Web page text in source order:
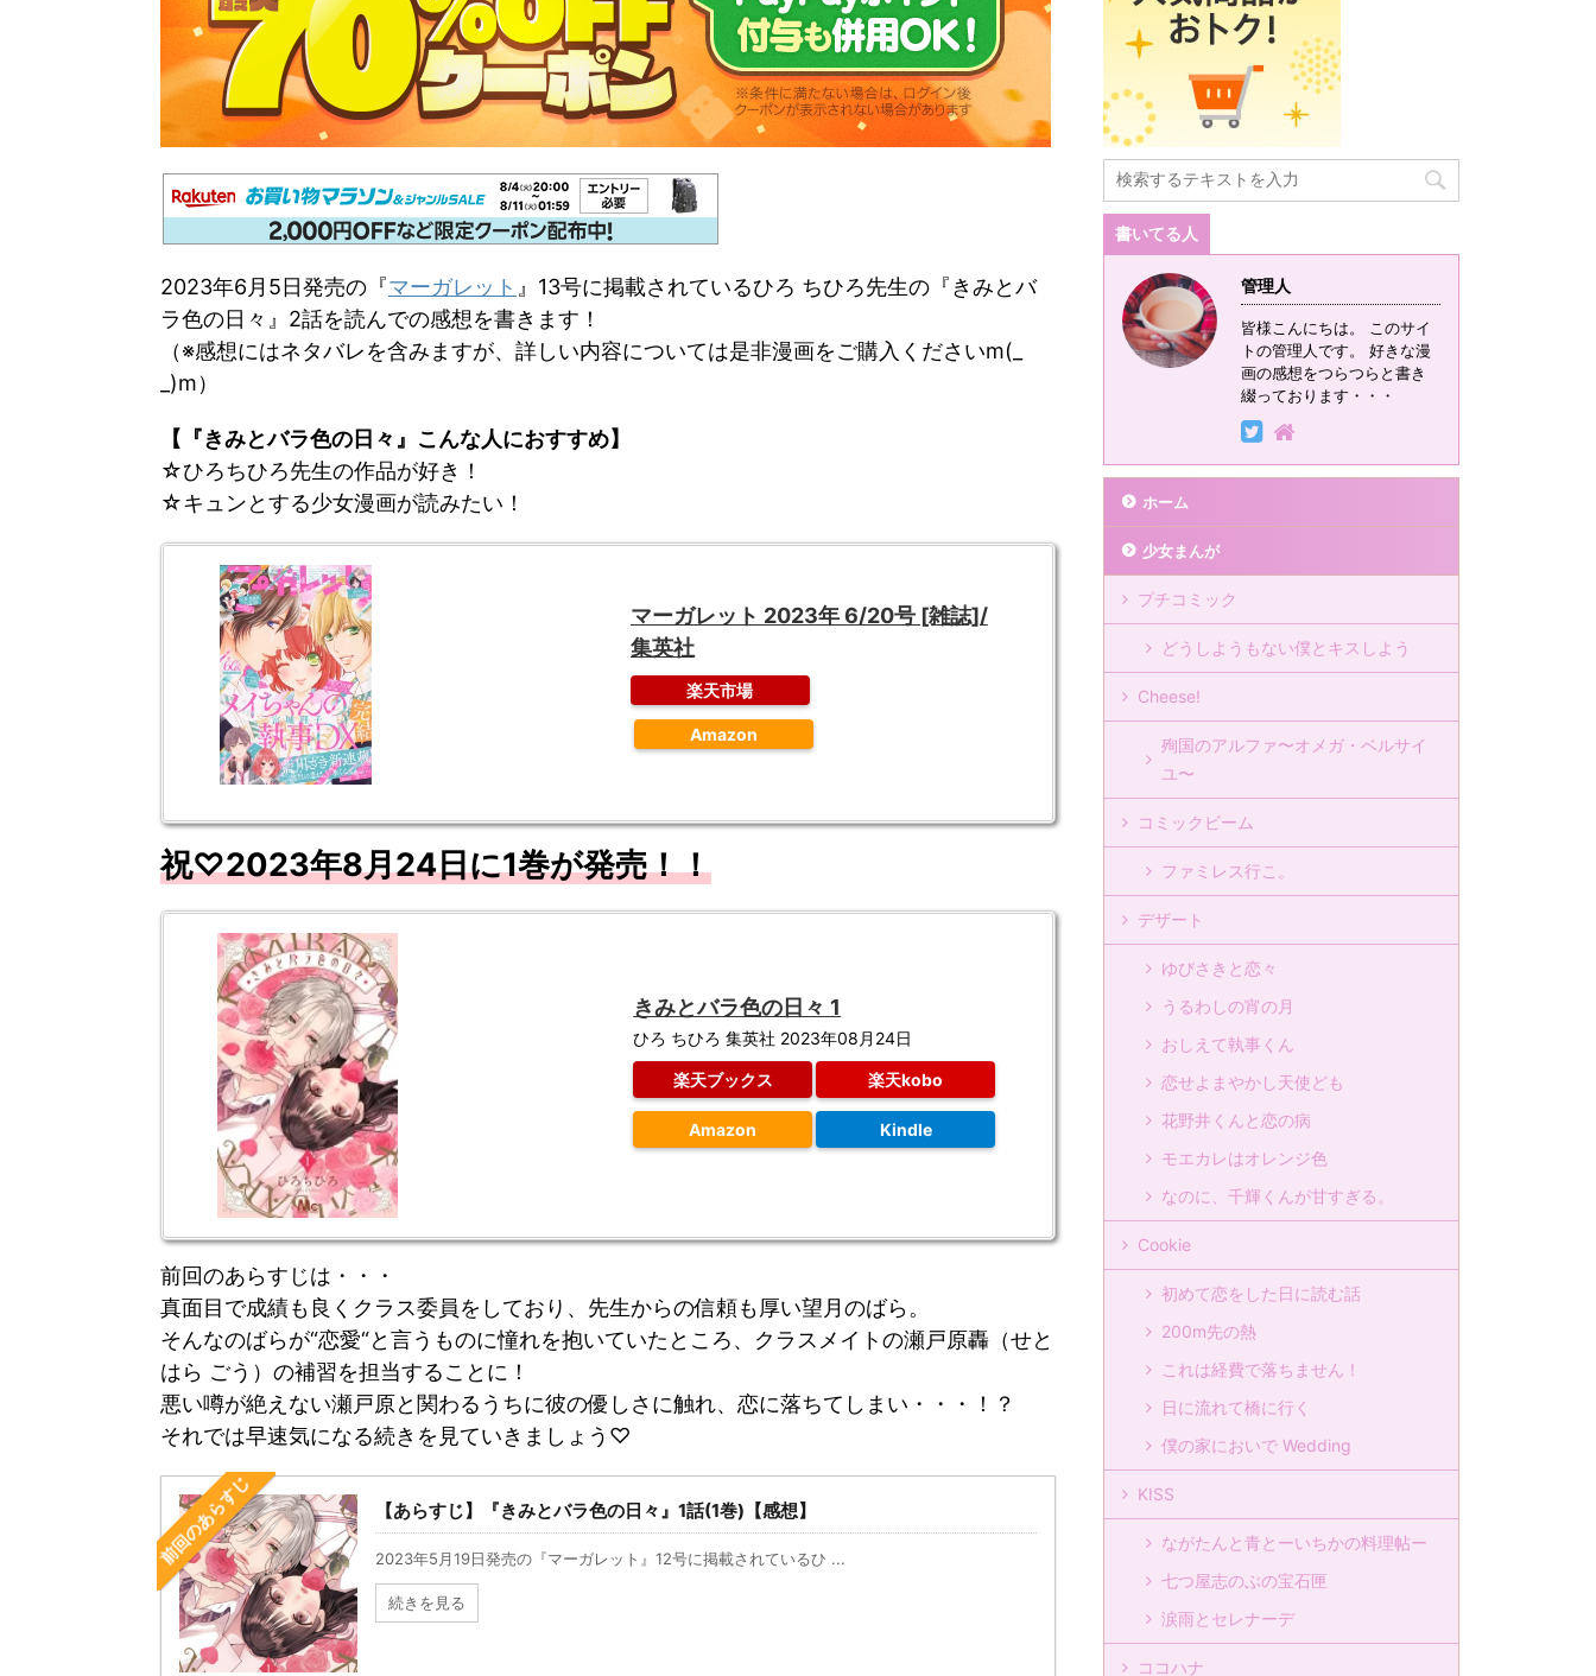
2023年6月5日発売の『マーガレット 』13号に掲載されているひろ ちひろ先生の『きみとバ
ラ色の日々』2話を読んでの感想を書きます！
（※感想にはネタバレを含みますが、詳しい内容については是非漫画をご購入くださいm(_
_)m）
【『きみとバラ色の日々』こんな人におすすめ】
☆ひろちひろ先生の作品が好き！
☆キュンとする少女漫画が読みたい！
マーガレット 2023年 6/20号 [雑誌]/
集英社
楽天市場
Amazon
祝♡2023年8月24日に1巻が発売！！
きみとバラ色の日々 1
ひろ ちひろ 集英社 2023年08月24日
楽天ブックス 楽天kobo
Amazon Kindle
前回のあらすじは・・・
真面目で成績も良くクラス委員をしており、先生からの信頼も厚い望月のばら。
そんなのばらが“恋愛“と言うものに憧れを抱いていたところ、クラスメイトの瀬戸原轟（せと
はら ごう）の補習を担当することに！
悪い噂が絶えない瀬戸原と関わるうちに彼の優しさに触れ、恋に落ちてしまい・・・！？
それでは早速気になる続きを見ていきましょう♡
前回のあらすじ 【あらすじ】『きみとバラ色の日々』1話(1巻)【感想】
2023年5月19日発売の『マーガレット』12号に掲載されているひ ...
続きを見る
書いてる人
管理人
皆様こんにちは。 このサイ
トの管理人です。 好きな漫
画の感想をつらつらと書き
綴っております・・・
ホーム
少女まんが
プチコミック
どうしようもない僕とキスしよう
Cheese!
殉国のアルファ〜オメガ・ベルサイ
ユ〜
コミックビーム
ファミレス行こ。
デザート
ゆびさきと恋々
うるわしの宵の月
おしえて執事くん
恋せよまやかし天使ども
花野井くんと恋の病
モエカレはオレンジ色
なのに、千輝くんが甘すぎる。
Cookie
初めて恋をした日に読む話
200m先の熱
これは経費で落ちません！
日に流れて橋に行く
僕の家においで Wedding
KISS
ながたんと青とーいちかの料理帖ー
七つ屋志のぶの宝石匣
涙雨とセレナーデ
ココハナ